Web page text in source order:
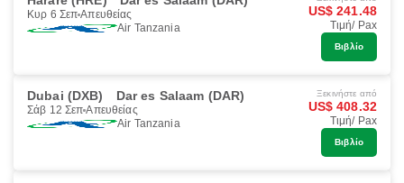
Κυρ 6 Σεπ Απευθείας
Air Tanzania
US$ 241.48
Τιμή/ Pax
Βιβλίο
Dubai (DXB) Dar es Salaam (DAR)
Σάβ 12 Σεπ Απευθείας
Air Tanzania
Ξεκινήστε από
US$ 408.32
Τιμή/ Pax
Βιβλίο